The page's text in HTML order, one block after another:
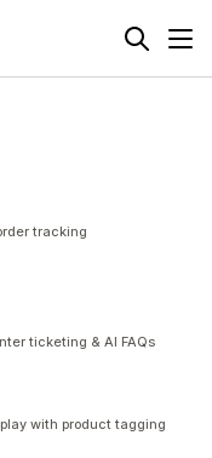
tracking
ticketing & AI FAQs
with product tagging